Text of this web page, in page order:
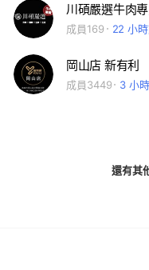
川碩嚴選牛肉
成員169 22 小
岡山店 新有利
成員3449 3 小
還有其